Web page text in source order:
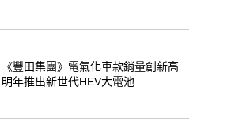
《豐田集團》電氣化車款銷量創新高
明年推出新世代HEV大電池